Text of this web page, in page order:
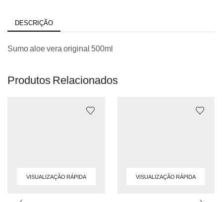
DESCRIÇÃO
Sumo aloe vera original 500ml
Produtos Relacionados
VISUALIZAÇÃO RÁPIDA VISUALIZAÇÃO RÁPIDA